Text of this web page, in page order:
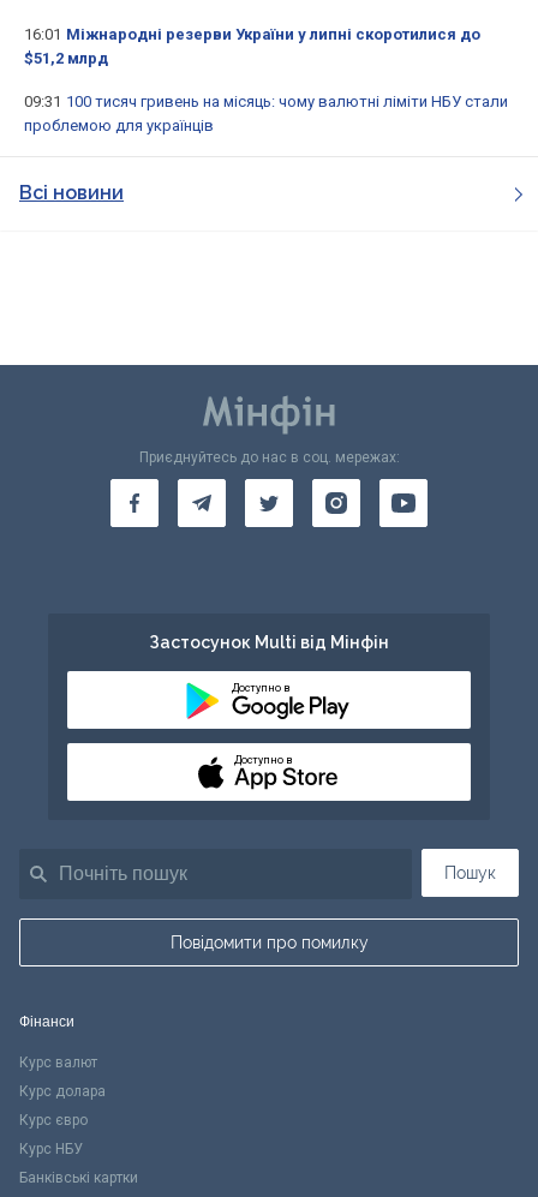
16:01 Міжнародні резерви України у липні скоротилися до
$51,2 млрд
09:31 100 тисяч гривень на місяць: чому валютні ліміти НБУ стали
проблемою для українців
Всі новини
Пошук
Повідомити про помилку
Приєднуйтесь до нас в соц. мережах:
Застосунок Multi від Мінфін
Доступно в
Доступно в
Фінанси
Курс валют
Курс долара
Курс євро
Курс НБУ
Банківські картки